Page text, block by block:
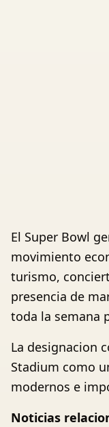
El Super Bowl
movimiento
turismo,
presencia de
toda la semana
La designacion
Stadium como
modernos e
Noticias